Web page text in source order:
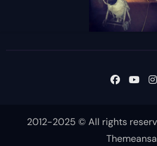
2012-2025 © All rights